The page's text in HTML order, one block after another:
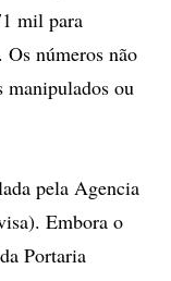
mil para
números não
manipulados ou
pela Agencia
Embora o
Portaria